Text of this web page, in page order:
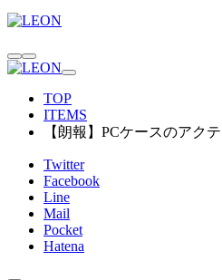
TOP
ITEMS
【朗報】PCケースのアク
Twitter
Facebook
Line
Mail
Pocket
Hatena